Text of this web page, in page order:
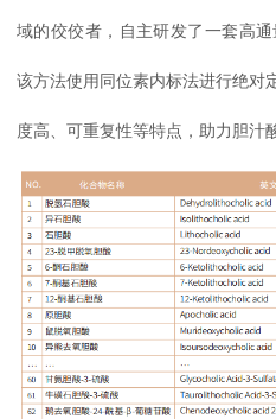
域的佼佼者，自主研发了一套高
该方法使用同位素内标法进行绝对
度高、可重复性等特点，助力胆汁